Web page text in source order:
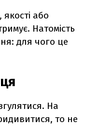
або
Натомість
для чого це
На
то не